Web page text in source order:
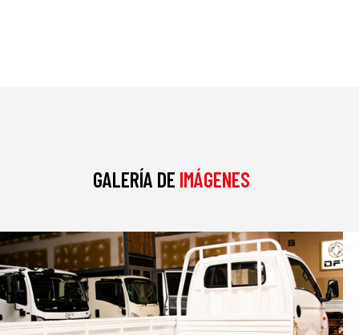
GALERÍA DE IMÁGENES